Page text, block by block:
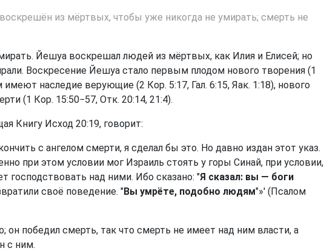
из мёртвых, чтобы уже никогда не умирать; смерть не
Йешуа воскрешал людей из мёртвых, как Илия и Елисей; но
Воскресение Йешуа стало первым плодом нового творения (1
имеют наследие верующие (2 Кор. 5:17, Гал. 6:15, Яак. 1:18), нового
(1 Кор. 15:50−57, Отк. 20:14, 21:4).
Книгу Исход 20:19, говорит:
с ангелом смерти, я сделал бы это. Но давно издан этот указ.
при этом условии мог Израиль стоять у горы Синай, при условии,
господствовать над ними. Ибо сказано: "Я сказал: вы — боги
своё поведение. "Вы умрёте, подобно людям"»' (Псалом
он победил смерть, так что смерть не имеет над ним власти, а
с ним.